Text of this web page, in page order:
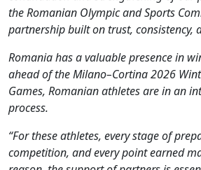
the Romanian Olympic and Sports
partnership built on trust, consistency,
Romania has a valuable presence in
ahead of the Milano–Cortina 2026
Games, Romanian athletes are in an
process.
“For these athletes, every stage of
competition, and every point earned